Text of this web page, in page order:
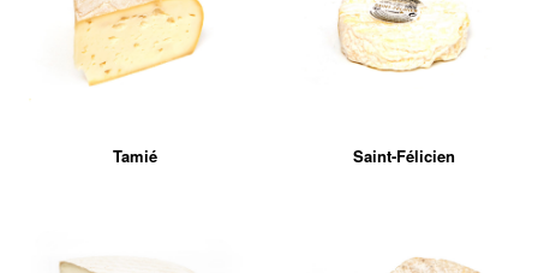
Tamié Saint-Félicien